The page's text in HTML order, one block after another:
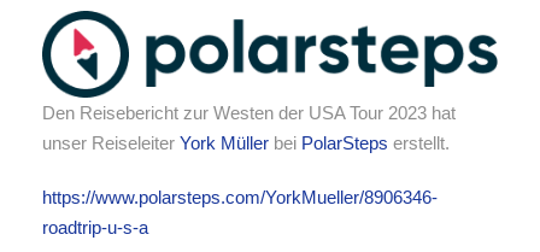
Den Reisebericht zur Westen der USA Tour 2023 hat
unser Reiseleiter York Müller bei PolarSteps erstellt.
https://www.polarsteps.com/YorkMueller/8906346-
roadtrip-u-s-a